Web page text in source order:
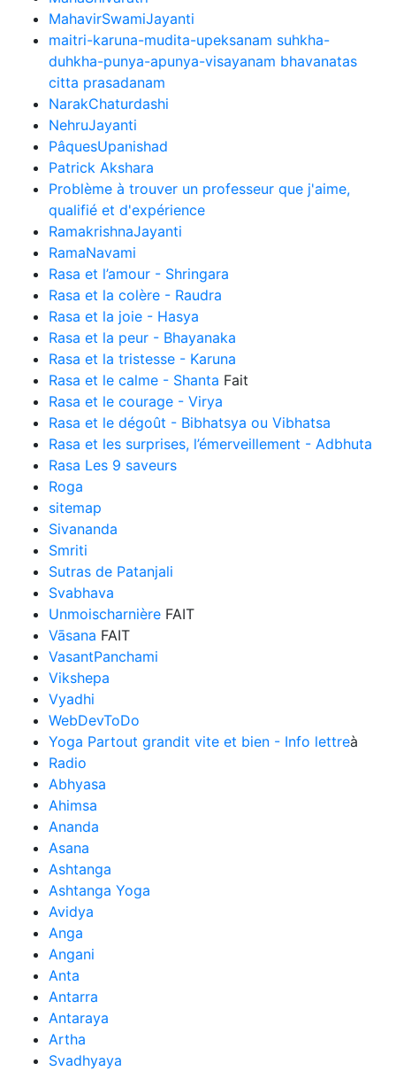
MahavirSwamiJayanti
maitri-karuna-mudita-upeksanam suhkha-
duhkha-punya-apunya-visayanam bhavanatas
citta prasadanam
NarakChaturdashi
NehruJayanti
PâquesUpanishad
Patrick Akshara
Problème à trouver un professeur que j'aime,
qualifié et d'expérience
RamakrishnaJayanti
RamaNavami
Rasa et l’amour - Shringara
Rasa et la colère - Raudra
Rasa et la joie - Hasya
Rasa et la peur - Bhayanaka
Rasa et la tristesse - Karuna
Rasa et le calme - Shanta Fait
Rasa et le courage - Virya
Rasa et le dégoût - Bibhatsya ou Vibhatsa
Rasa et les surprises, l’émerveillement - Adbhuta
Rasa Les 9 saveurs
Roga
sitemap
Sivananda
Smriti
Sutras de Patanjali
Svabhava
Unmoischarnière FAIT
Vāsana FAIT
VasantPanchami
Vikshepa
Vyadhi
WebDevToDo
Yoga Partout grandit vite et bien - Info lettreà
Radio
Abhyasa
Ahimsa
Ananda
Asana
Ashtanga
Ashtanga Yoga
Avidya
Anga
Angani
Anta
Antarra
Antaraya
Artha
Svadhyaya